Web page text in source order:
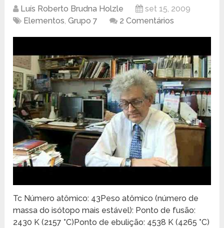
Luís Roberto Brudna Holzle
set 15, 2009
Elementos,Grupo 7 2 Comentários
Tc Número atômico: 43Peso atômico (número de
massa do isótopo mais estável): Ponto de fusão:
2430 K (2157 °C)Ponto de ebulição: 4538 K (4265 °C)